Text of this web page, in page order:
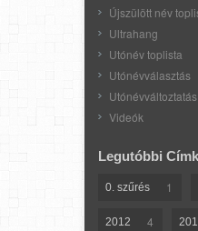
Újszülött név
Ultrahang
Utónév toplista
Utónévválasztás
Utónévváltoztatás
Videók
Legutóbbi
0. szűrés 1
2012 4